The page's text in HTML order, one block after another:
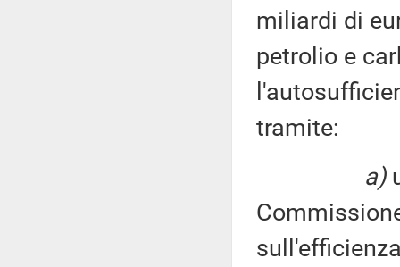
miliardi di
petrolio e
tramite:
a)